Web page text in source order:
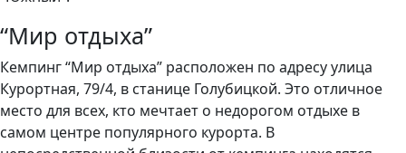
“Мир отдыха”
Кемпинг “Мир отдыха” расположен по адресу улица
Курортная, 79/4, в станице Голубицкой. Это отличное
место для всех, кто мечтает о недорогом отдыхе в
самом центре популярного курорта. В